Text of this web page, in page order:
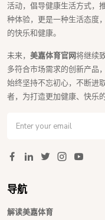
活动，倡导健康生活方式，
种体验，更是一种生活态度
的快乐和健康。
未来， 美嘉体育官网将继续
多符合市场需求的创新产品
始终坚持不忘初心，不断进
者，为打造更加健康、快乐
导航
解读美嘉体育